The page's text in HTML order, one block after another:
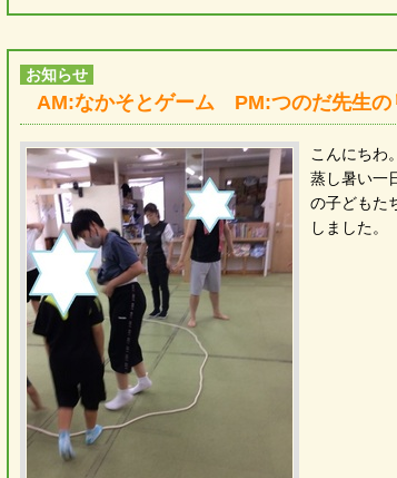
お知らせ
AM:なかそとゲーム PM:つのだ先生の
こんにちわ
蒸し暑い一
の子どもた
しました。